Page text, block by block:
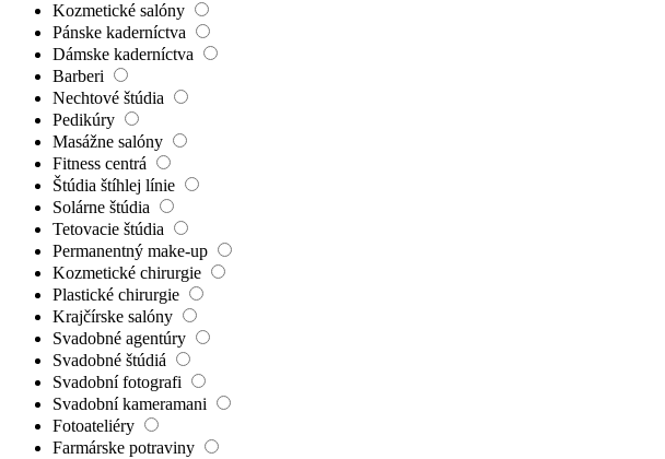
Kozmetické salóny
Pánske kaderníctva
Dámske kaderníctva
Barberi
Nechtové štúdia
Pedikúry
Masážne salóny
Fitness centrá
Štúdia štíhlej línie
Solárne štúdia
Tetovacie štúdia
Permanentný make-up
Kozmetické chirurgie
Plastické chirurgie
Krajčírske salóny
Svadobné agentúry
Svadobné štúdiá
Svadobní fotografi
Svadobní kameramani
Fotoateliéry
Farmárske potraviny